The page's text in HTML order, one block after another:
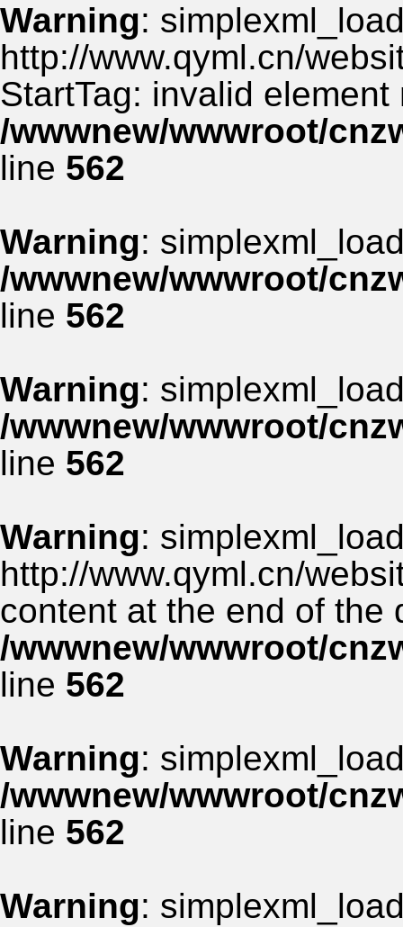
Warning:
http://www.qyml.cn/
StartTag: invalid element
/wwwnew/wwwroot/
line 562
Warning:
/wwwnew/wwwroot/
line 562
Warning:
/wwwnew/wwwroot/
line 562
Warning:
http://www.qyml.cn/
content at the end of the
/wwwnew/wwwroot/
line 562
Warning:
/wwwnew/wwwroot/
line 562
Warning: